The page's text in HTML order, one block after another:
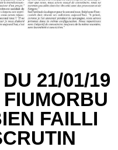
21/01/19
FAILLI